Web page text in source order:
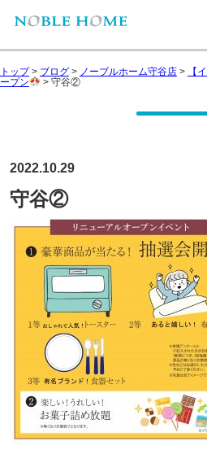
トップ> ブログ > ノーブルホーム守谷店 >
【
ープン
> 守谷②
2022.10.29
守谷②